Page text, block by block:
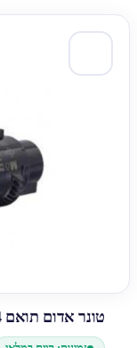
טונר אדום תואם XEROX 106R03694